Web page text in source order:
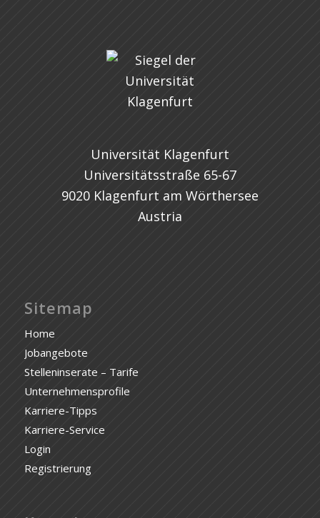
Universität Klagenfurt
Universitätsstraße 65-67
9020 Klagenfurt am Wörthersee
Austria
Sitemap
Home
Jobangebote
Stelleninserate – Tarife
Unternehmensprofile
Karriere-Tipps
Karriere-Service
Login
Registrierung